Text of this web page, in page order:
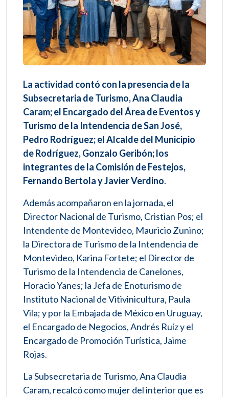
La actividad contó con la presencia de la
Subsecretaria de Turismo, Ana Claudia
Caram; el Encargado del Área de Eventos y
Turismo de la Intendencia de San José,
Pedro Rodríguez; el Alcalde del Municipio
de Rodríguez, Gonzalo Geribón; los
integrantes de la Comisión de Festejos,
Fernando Bertola y Javier Verdino.
Además acompañaron en la jornada, el
Director Nacional de Turismo, Cristian Pos; el
Intendente de Montevideo, Mauricio Zunino;
la Directora de Turismo de la Intendencia de
Montevideo, Karina Fortete; el Director de
Turismo de la Intendencia de Canelones,
Horacio Yanes; la Jefa de Enoturismo de
Instituto Nacional de Vitivinicultura, Paula
Vila; y por la Embajada de México en Uruguay,
el Encargado de Negocios, Andrés Ruíz y el
Encargado de Promoción Turística, Jaime
Rojas.
La Subsecretaria de Turismo, Ana Claudia
Caram, recalcó como mujer del interior que es